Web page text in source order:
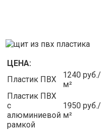
ЦЕНА:
Пластик ПВХ
1240 руб./
м²
Пластик ПВХ
с
алюминиевой
рамкой
1950 руб./
м²